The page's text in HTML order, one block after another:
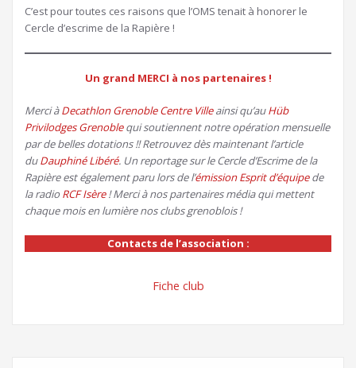
C’est pour toutes ces raisons que l’OMS tenait à honorer le
Cercle d’escrime de la Rapière !
Un grand MERCI à nos partenaires !
Merci àDecathlon Grenoble Centre Villeainsi qu’auHüb
Privilodges Grenoblequi soutiennent notre opération mensuelle
par de belles dotations !! Retrouvez dès maintenant l’article
duDauphiné Libéré. Un reportage sur le Cercle d’Escrime de la
Rapière est également paru lors de l’émission Esprit d’équipede
la radioRCF Isère! Merci à nos partenaires média qui mettent
chaque mois en lumière nos clubs grenoblois !
Contacts de l’association :
Fiche club